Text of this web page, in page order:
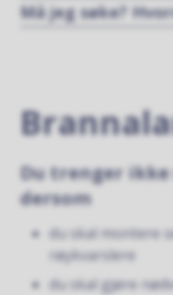
Må jeg søke?
Du trenger ikke
dersom
du skal montere
røykvarslere
du skal gjøre